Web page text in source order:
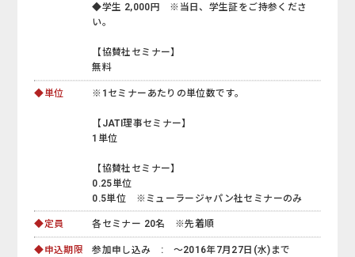
◆学生 2,000円 ※当日、学生証をご持参くださ
い。
【協賛社セミナー】
無料
◆単位 ※1セミナーあたりの単位数です。
【JATI理事セミナー】
1単位
【協賛社セミナー】
0.25単位
0.5単位 ※ミューラージャパン社セミナーのみ
◆定員 各セミナー 20名 ※先着順
◆申込期限
参加申し込み : ～2016年7月27日(水)まで